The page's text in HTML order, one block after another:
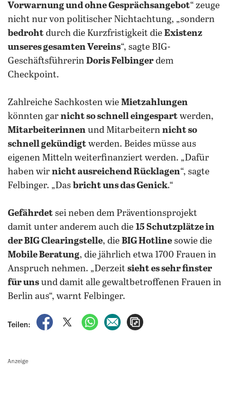
Vorwarnung und ohne Gesprächsangebot“ zeuge
nicht nur von politischer Nichtachtung, „sondern
bedroht durch die Kurzfristigkeit die Existenz
unseres gesamten Vereins“, sagte BIG-
Geschäftsführerin Doris Felbinger dem
Checkpoint.
Zahlreiche Sachkosten wie Mietzahlungen
könnten gar nicht so schnell eingespart werden,
Mitarbeiterinnen und Mitarbeitern nicht so
schnell gekündigt werden. Beides müsse aus
eigenen Mitteln weiterfinanziert werden. „Dafür
haben wir nicht ausreichend Rücklagen“, sagte
Felbinger. „Das bricht uns das Genick.“
Gefährdet sei neben dem Präventionsprojekt
damit unter anderem auch die 15 Schutzplätze in
der BIG Clearingstelle, die BIG Hotline sowie die
Mobile Beratung, die jährlich etwa 1700 Frauen in
Anspruch nehmen. „Derzeit sieht es sehr finster
für uns und damit alle gewaltbetroffenen Frauen in
Berlin aus“, warnt Felbinger.
Teilen:
auf Facebook teilen
auf X teilenper WhatsApp teilen
per E-Mail teilen
Anzeige